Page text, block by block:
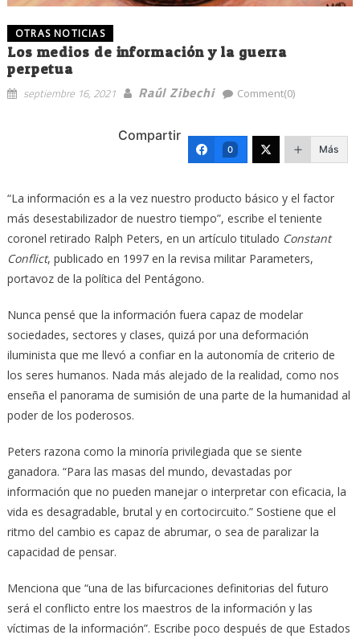
OTRAS NOTICIAS
Los medios de información y la guerra
perpetua
septiembre 16, 2021 Raúl Zibechi Comment(0)
Compartir
0 Más
“La información es a la vez nuestro producto básico y el factor
más desestabilizador de nuestro tiempo”, escribe el teniente
coronel retirado Ralph Peters, en un artículo titulado Constant
Conflict, publicado en 1997 en la revisa militar Parameters,
portavoz de la política del Pentágono.
Nunca pensé que la información fuera capaz de modelar
sociedades, sectores y clases, quizá por una deformación
iluminista que me llevó a confiar en la autonomía de criterio de
los seres humanos. Nada más alejado de la realidad, como nos
enseña el panorama de sumisión de una parte de la humanidad al
poder de los poderosos.
Peters razona como la minoría privilegiada que se siente
ganadora. “Para las masas del mundo, devastadas por
información que no pueden manejar o interpretar con eficacia, la
vida es desagradable, brutal y en cortocircuito.” Sostiene que el
ritmo del cambio es capaz de abrumar, o sea de paralizar la
capacidad de pensar.
Menciona que “una de las bifurcaciones definitorias del futuro
será el conflicto entre los maestros de la información y las
víctimas de la información”. Escribe poco después de que Estados